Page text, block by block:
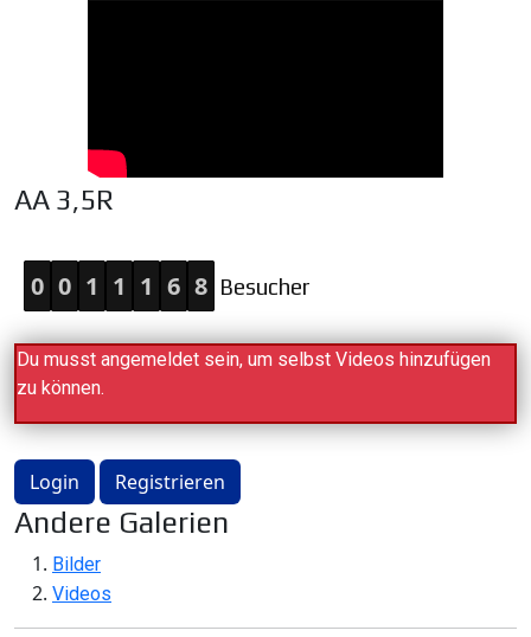
AA 3,5R
0 0 1 1 1 6 8 Besucher
Du musst angemeldet sein, um selbst Videos hinzufügen
zu können.
Login Registrieren
Andere Galerien
Bilder
Videos